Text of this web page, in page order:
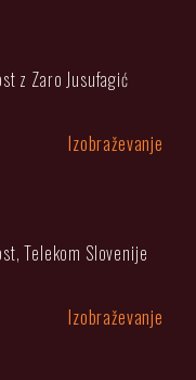
z Zaro Jusufagić
Izobraževanje
Telekom Slovenije
Izobraževanje